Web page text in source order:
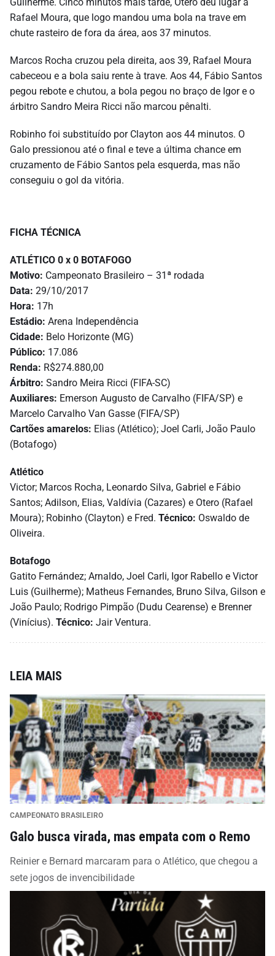
Rafael Moura, que logo mandou uma bola na trave em
chute rasteiro de fora da área, aos 37 minutos.
Marcos Rocha cruzou pela direita, aos 39, Rafael Moura
cabeceou e a bola saiu rente à trave. Aos 44, Fábio Santos
pegou rebote e chutou, a bola pegou no braço de Igor e o
árbitro Sandro Meira Ricci não marcou pênalti.
Robinho foi substituído por Clayton aos 44 minutos. O
Galo pressionou até o final e teve a última chance em
cruzamento de Fábio Santos pela esquerda, mas não
conseguiu o gol da vitória.
FICHA TÉCNICA
ATLÉTICO 0 x 0 BOTAFOGO
Motivo: Campeonato Brasileiro – 31ª rodada
Data: 29/10/2017
Hora: 17h
Estádio: Arena Independência
Cidade: Belo Horizonte (MG)
Público: 17.086
Renda: R$274.880,00
Árbitro: Sandro Meira Ricci (FIFA-SC)
Auxiliares: Emerson Augusto de Carvalho (FIFA/SP) e
Marcelo Carvalho Van Gasse (FIFA/SP)
Cartões amarelos: Elias (Atlético); Joel Carli, João Paulo
(Botafogo)
Atlético
Victor; Marcos Rocha, Leonardo Silva, Gabriel e Fábio
Santos; Adilson, Elias, Valdívia (Cazares) e Otero (Rafael
Moura); Robinho (Clayton) e Fred. Técnico: Oswaldo de
Oliveira.
Botafogo
Gatito Fernández; Arnaldo, Joel Carli, Igor Rabello e Victor
Luis (Guilherme); Matheus Fernandes, Bruno Silva, Gilson e
João Paulo; Rodrigo Pimpão (Dudu Cearense) e Brenner
(Vinícius). Técnico: Jair Ventura.
LEIA MAIS
CAMPEONATO BRASILEIRO
Galo busca virada, mas empata com o Remo
Reinier e Bernard marcaram para o Atlético, que chegou a
sete jogos de invencibilidade